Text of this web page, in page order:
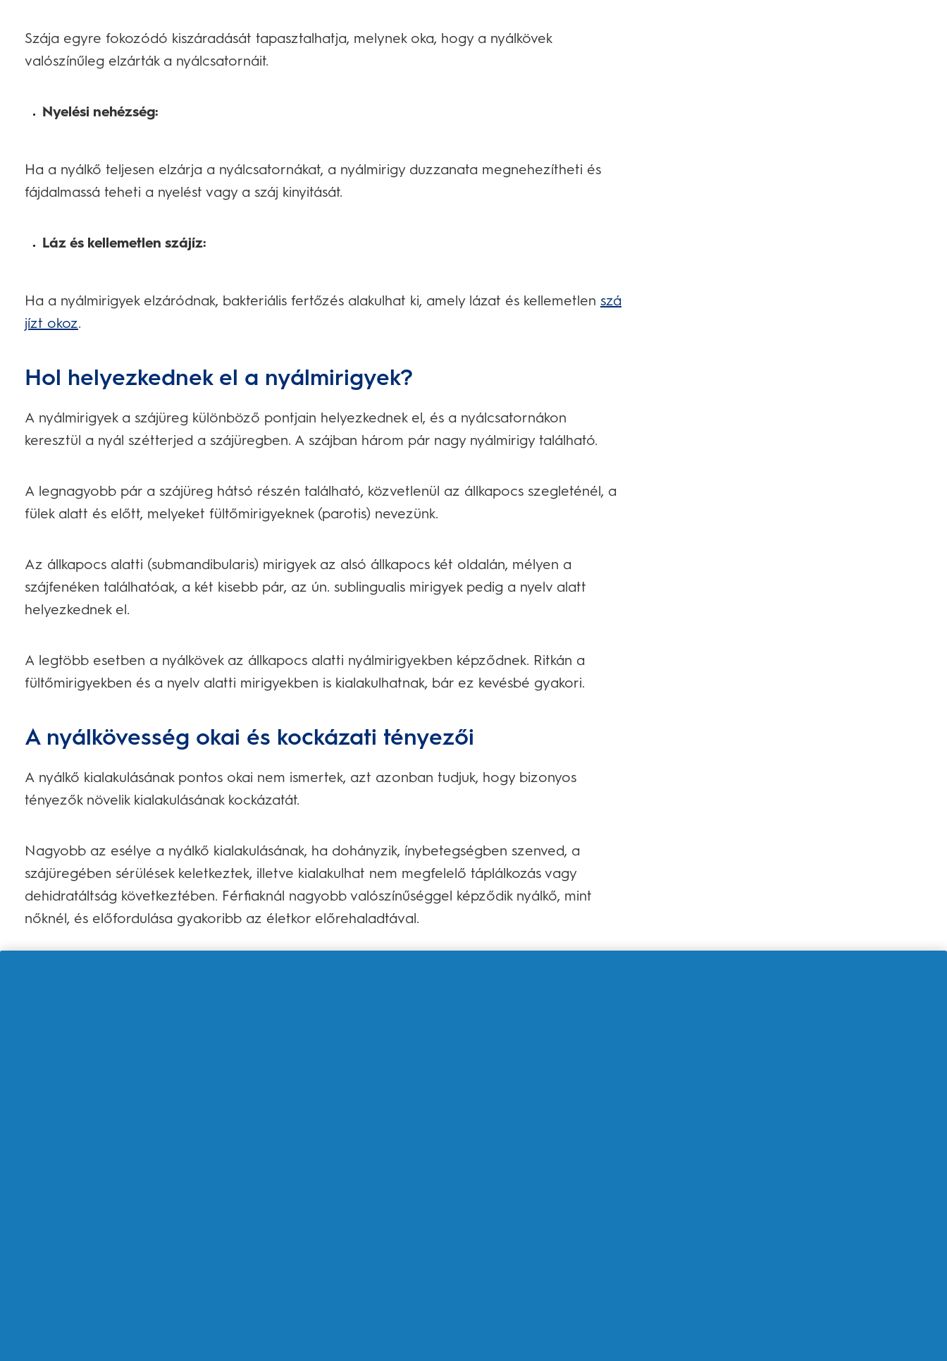
Szája egyre fokozódó kiszáradását tapasztalhatja, melynek oka, hogy a nyálkövek
valószínűleg elzárták a nyálcsatornáit.
Nyelési nehézség:
Ha a nyálkő teljesen elzárja a nyálcsatornákat, a nyálmirigy duzzanata megnehezítheti és
fájdalmassá teheti a nyelést vagy a száj kinyitását.
Láz és kellemetlen szájíz:
Ha a nyálmirigyek elzáródnak, bakteriális fertőzés alakulhat ki, amely lázat és kellemetlen szá
jízt okoz.
Hol helyezkednek el a nyálmirigyek?
A nyálmirigyek a szájüreg különböző pontjain helyezkednek el, és a nyálcsatornákon
keresztül a nyál szétterjed a szájüregben. A szájban három pár nagy nyálmirigy található.
A legnagyobb pár a szájüreg hátsó részén található, közvetlenül az állkapocs szegleténél, a
fülek alatt és előtt, melyeket fültőmirigyeknek (parotis) nevezünk.
Az állkapocs alatti (submandibularis) mirigyek az alsó állkapocs két oldalán, mélyen a
szájfenéken találhatóak, a két kisebb pár, az ún. sublingualis mirigyek pedig a nyelv alatt
helyezkednek el.
A legtöbb esetben a nyálkövek az állkapocs alatti nyálmirigyekben képződnek. Ritkán a
fültőmirigyekben és a nyelv alatti mirigyekben is kialakulhatnak, bár ez kevésbé gyakori.
A nyálkövesség okai és kockázati tényezői
A nyálkő kialakulásának pontos okai nem ismertek, azt azonban tudjuk, hogy bizonyos
tényezők növelik kialakulásának kockázatát.
Nagyobb az esélye a nyálkő kialakulásának, ha dohányzik, ínybetegségben szenved, a
szájüregében sérülések keletkeztek, illetve kialakulhat nem megfelelő táplálkozás vagy
dehidratáltság következtében. Férfiaknál nagyobb valószínűséggel képződik nyálkő, mint
nőknél, és előfordulása gyakoribb az életkor előrehaladtával.